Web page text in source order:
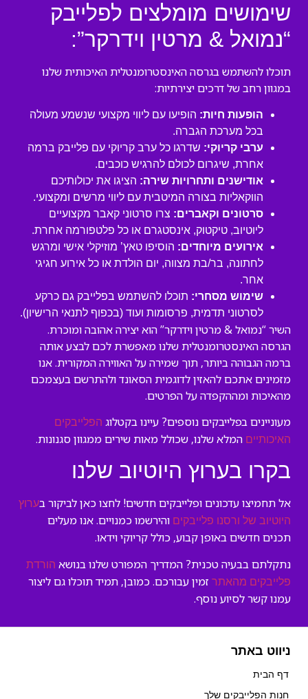
שימושים מומלצים לפלייבק
“נמואל & מרטין וידרקר”:
תוכלו להשתמש בגרסה האינסטרומנטלית האיכותית שלנו
במגוון רחב של דרכים יצירתיות:
הופעות חיות: הופיעו עם ליווי מקצועי שנשמע מעולה
בכל מערכת הגברה.
ערבי קריוקי: שדרגו כל ערב קריוקי עם פלייבק ברמה
אחרת, שיגרום לכולם להרגיש כוכבים.
אודישנים ותחרויות שירה: הציגו את יכולותיכם
הווקאליות בצורה המיטבית עם ליווי מרשים ומקצועי.
סרטונים וקאברים: צרו סרטוני קאבר מקצועיים
ליוטיוב, טיקטוק, אינסטגרם או כל פלטפורמה אחרת.
אירועים מיוחדים: הוסיפו טאץ’ מוזיקלי אישי ומרגש
לחתונה, בר/בת מצווה, יום הולדת או כל אירוע חגיגי
אחר.
שימוש מסחרי: תוכלו להשתמש בפלייבק גם כרקע
לסרטוני תדמית, פרסומות ועוד (בכפוף לתנאי הרישיון).
השיר “נמואל & מרטין וידרקר” הוא יצירה אהובה ומוכרת.
הגרסה האינסטרומנטלית שלנו מאפשרת לכם לבצע אותה
ברמה הגבוהה ביותר, תוך שמירה על האווירה המקורית. אנו
מזמינים אתכם להאזין לדוגמית הסאונד ולהתרשם בעצמכם
מהאיכות ומההקפדה על הפרטים.
מעוניינים בפלייבקים נוספים? עיינו בקטלוג הפלייבקים
האיכותיים המלא שלנו, שכולל מאות שירים ממגוון סגנונות.
בקרו בערוץ היוטיוב שלנו
אל תחמיצו עדכונים ופלייבקים חדשים! לחצו כאן לביקור בערוץ
היוטיוב של ורסנו פלייבקים והירשמו כמנויים. אנו מעלים
תכנים חדשים באופן קבוע, כולל קריוקי וידאו.
נתקלתם בבעיה טכנית? המדריך המפורט שלנו בנושא הורדת
פלייבקים מהאתר זמין עבורכם. כמובן, תמיד תוכלו גם ליצור
עמנו קשר לסיוע נוסף.
ניווט באתר
דף הבית
חנות הפלייבקים שלך